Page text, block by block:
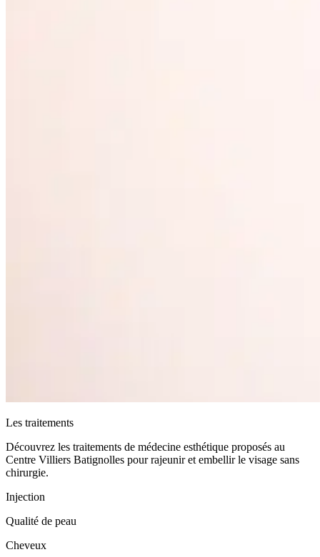
Les traitements
Découvrez les traitements de médecine esthétique proposés au
Centre Villiers Batignolles pour rajeunir et embellir le visage sans
chirurgie.
Injection
Qualité de peau
Cheveux